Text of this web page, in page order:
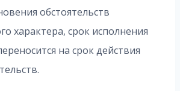
обстоятельств
характера, срок исполнения
на срок действия